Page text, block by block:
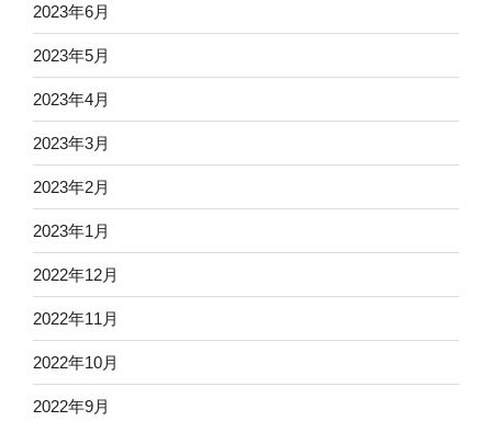
2023年6月
2023年5月
2023年4月
2023年3月
2023年2月
2023年1月
2022年12月
2022年11月
2022年10月
2022年9月